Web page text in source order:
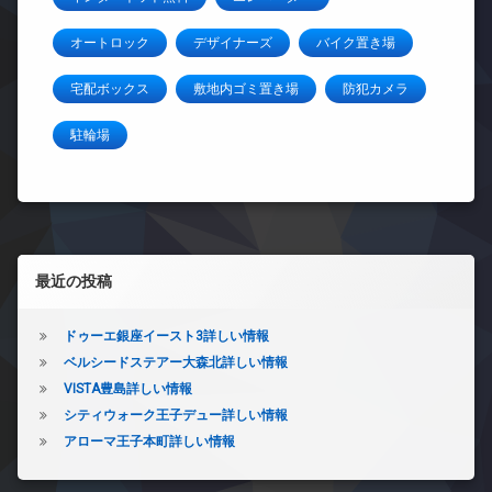
オートロック デザイナーズ バイク置き場
宅配ボックス 敷地内ゴミ置き場 防犯カメラ
駐輪場
左サイドバー
最近の投稿
ドゥーエ銀座イースト3詳しい情報
ベルシードステアー大森北詳しい情報
VISTA豊島詳しい情報
シティウォーク王子デュー詳しい情報
アローマ王子本町詳しい情報